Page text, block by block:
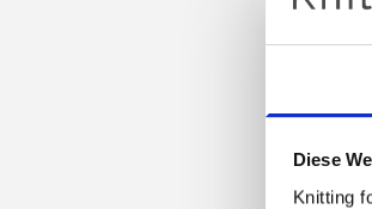
Diese
Knitting